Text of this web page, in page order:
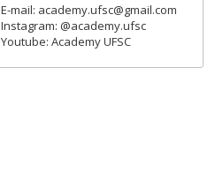
E-mail: academy.ufsc@gmail.com
Instagram: @academy.ufsc
Youtube: Academy UFSC